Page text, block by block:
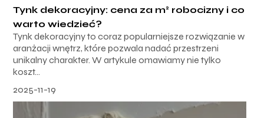
Tynk dekoracyjny: cena za m² robocizny i co
warto wiedzieć?
Tynk dekoracyjny to coraz popularniejsze rozwiązanie w
aranżacji wnętrz, które pozwala nadać przestrzeni
unikalny charakter. W artykule omawiamy nie tylko
koszt...
2025-11-19